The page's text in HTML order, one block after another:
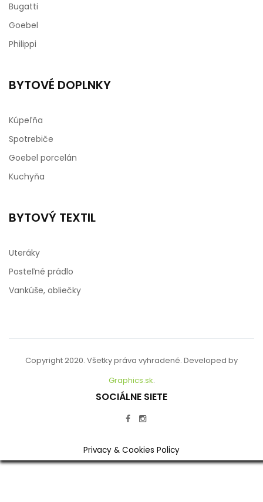
Bugatti
Goebel
Philippi
BYTOVÉ DOPLNKY
Kúpeľňa
Spotrebiče
Goebel porcelán
Kuchyňa
BYTOVÝ TEXTIL
Uteráky
Posteľné prádlo
Vankúše, obliečky
Copyright 2020. Všetky práva vyhradené. Developed by
Graphics.sk.
SOCIÁLNE SIETE
Privacy & Cookies Policy